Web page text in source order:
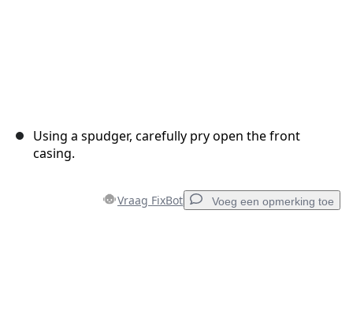
Using a spudger, carefully pry open the front
casing.
Vraag FixBot Voeg een opmerking toe